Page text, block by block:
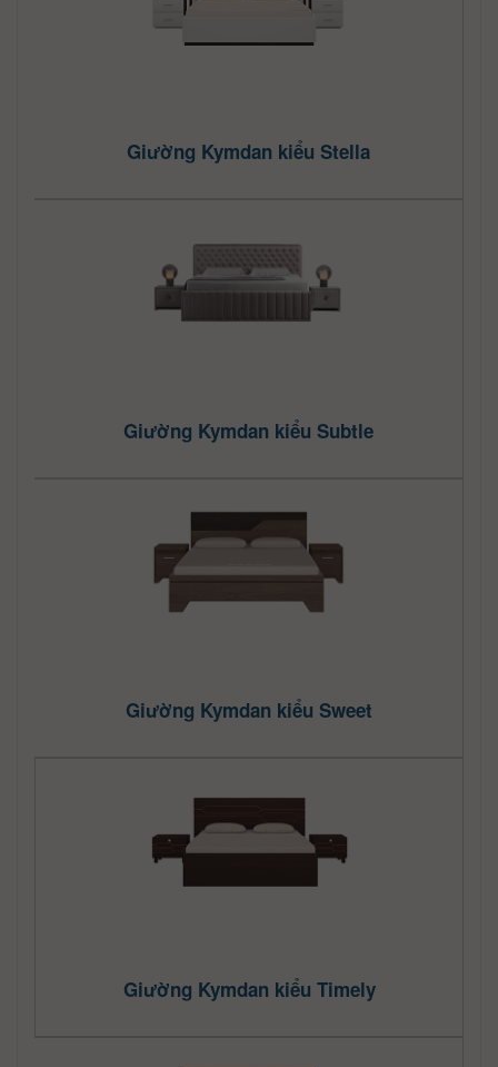
Giường Kymdan kiểu Stella
Giường Kymdan kiểu Subtle
Giường Kymdan kiểu Sweet
Giường Kymdan kiểu Timely